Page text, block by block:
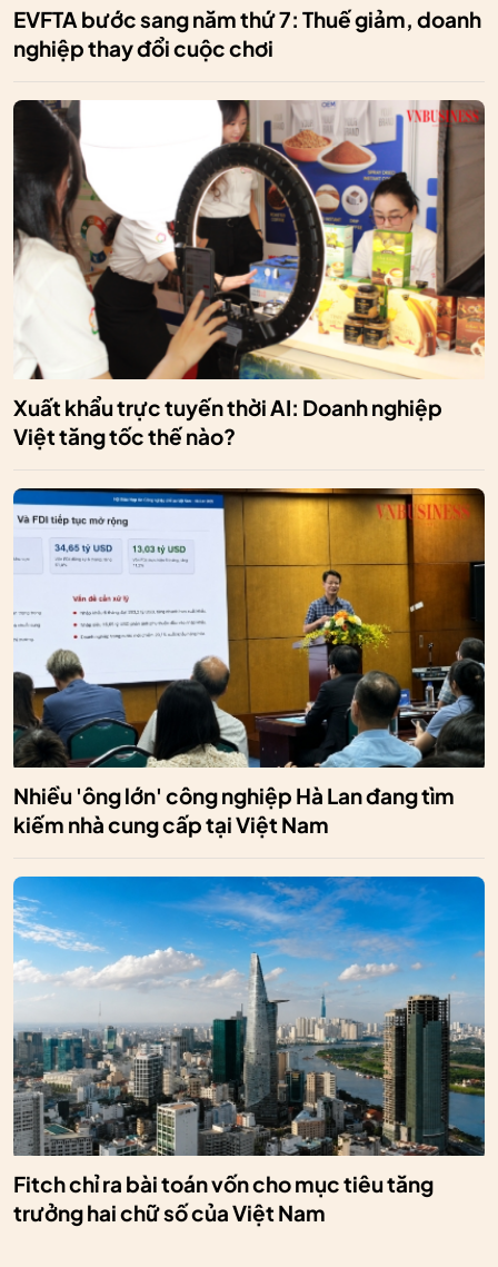
EVFTA bước sang năm thứ 7: Thuế giảm, doanh
nghiệp thay đổi cuộc chơi
Xuất khẩu trực tuyến thời AI: Doanh nghiệp
Việt tăng tốc thế nào?
Nhiều 'ông lớn' công nghiệp Hà Lan đang tìm
kiếm nhà cung cấp tại Việt Nam
Fitch chỉ ra bài toán vốn cho mục tiêu tăng
trưởng hai chữ số của Việt Nam